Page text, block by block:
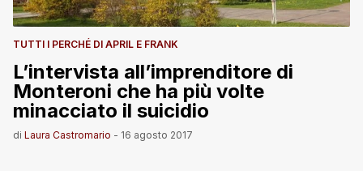
TUTTI I PERCHÉ DI APRIL E FRANK
L’intervista all’imprenditore di
Monteroni che ha più volte
minacciato il suicidio
di Laura Castromario - 16 agosto 2017